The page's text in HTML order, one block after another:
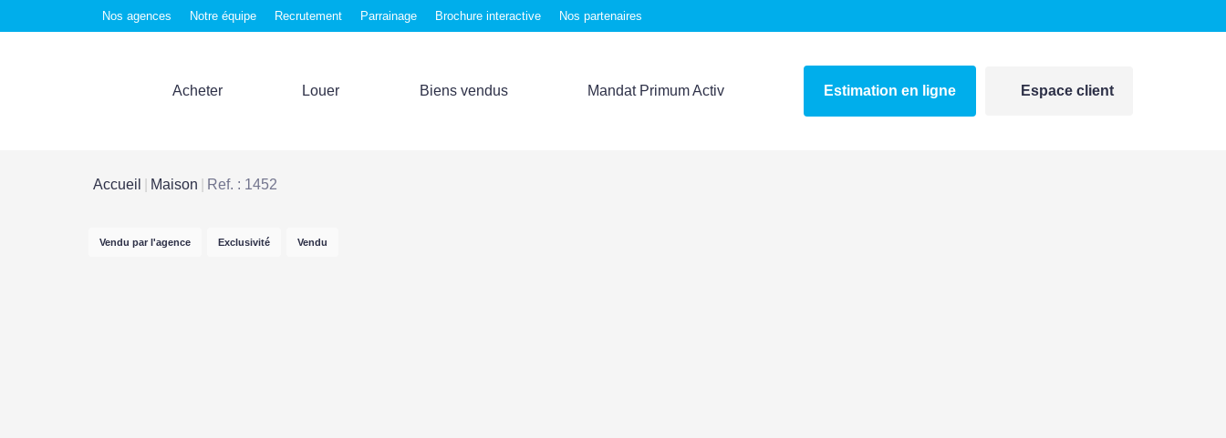
Nos agences Notre équipe Recrutement Parrainage Brochure interactive Nos partenaires
Acheter Louer Biens vendus Mandat Primum Activ Estimation en ligne Espace client
Accueil Maison Ref. : 1452
Vendu par l'agence Exclusivité Vendu